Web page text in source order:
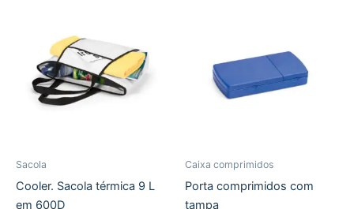
Sacola
Cooler. Sacola térmica 9 L
em 600D
Caixa comprimidos
Porta comprimidos com
tampa